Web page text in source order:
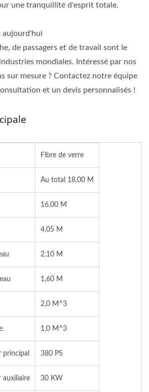
une tranquillité d'esprit totale.
aujourd'hui
de passagers et de travail sont le
mondiales. Intéressé par nos
sur mesure ? Contactez notre équipe
et un devis personnalisés !
Fibre de verre
Au total 18,00 M
16,00 M
4,05 M
2,10 M
1,60 M
2,0 M^3
1,0 M^3
principal 380 PS
auxiliaire 30 KW